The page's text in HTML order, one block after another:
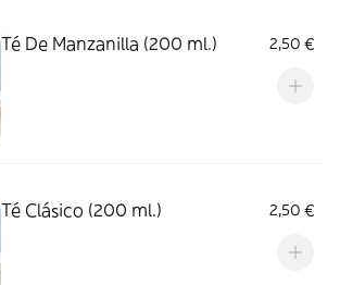
Té De Manzanilla (200 ml.) 2,50 €
Té Clásico (200 ml.) 2,50 €